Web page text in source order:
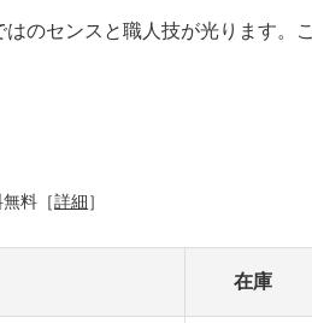
のセンスと職人技が光ります。こ
料［詳細 ］
在庫